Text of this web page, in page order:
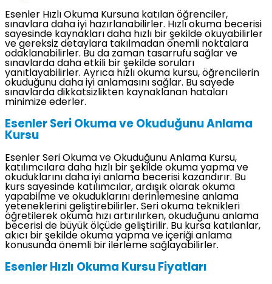
Esenler Hızlı Okuma Kursuna katılan öğrenciler,
sınavlara daha iyi hazırlanabilirler. Hızlı okuma becerisi
sayesinde kaynakları daha hızlı bir şekilde okuyabilirler
ve gereksiz detaylara takılmadan önemli noktalara
odaklanabilirler. Bu da zaman tasarrufu sağlar ve
sınavlarda daha etkili bir şekilde soruları
yanıtlayabilirler. Ayrıca hızlı okuma kursu, öğrencilerin
okuduğunu daha iyi anlamasını sağlar. Bu sayede
sınavlarda dikkatsizlikten kaynaklanan hataları
minimize ederler.
Esenler Seri Okuma ve Okuduğunu Anlama
Kursu
Esenler Seri Okuma ve Okuduğunu Anlama Kursu,
katılımcılara daha hızlı bir şekilde okuma yapma ve
okuduklarını daha iyi anlama becerisi kazandırır. Bu
kurs sayesinde katılımcılar, ardışık olarak okuma
yapabilme ve okuduklarını derinlemesine anlama
yeteneklerini geliştirebilirler. Seri okuma teknikleri
öğretilerek okuma hızı artırılırken, okuduğunu anlama
becerisi de büyük ölçüde geliştirilir. Bu kursa katılanlar,
akıcı bir şekilde okuma yapma ve içeriği anlama
konusunda önemli bir ilerleme sağlayabilirler.
Esenler Hızlı Okuma Kursu Fiyatları